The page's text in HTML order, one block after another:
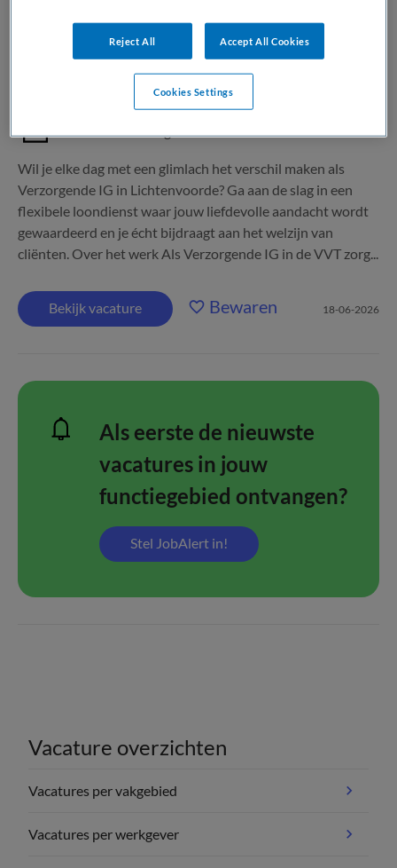
Happy Nurse,Lichtenvoorde
MBO
Vaste aanstelling
Wil je elke dag met een glimlach het verschil maken als
Verzorgende IG in Lichtenvoorde? Ga aan de slag in een
flexibele loondienst waar jouw liefdevolle aandacht wordt
gewaardeerd en je écht bijdraagt aan het welzijn van
cliënten. Over het werk Als Verzorgende IG in de VVT zorg...
Bekijk vacature Bewaren 18-06-2026
Als eerste de nieuwste
vacatures in jouw
functiegebied ontvangen?
Stel JobAlert in!
Vacature overzichten
Vacatures per vakgebied
Vacatures per werkgever
Reject All Accept All Cookies
Cookies Settings